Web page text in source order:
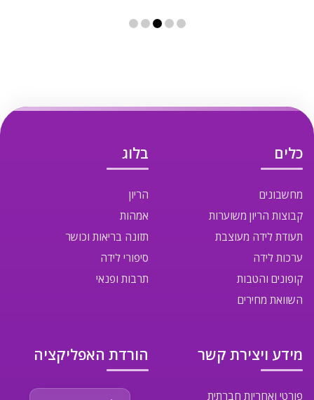
כלים
מחשבונים
קבוצות הריון משוערות
תעודת לידה מעוצבת
ערכות לידה
קופונים והטבות
השוואת מחירים
בלוג
הריון
אמהות
תזונה בריאות וכושר
סיפורי לידה
תרבות ופנאי
מידע ויצירת קשר
פורטי ואחריות חברתית
הורדת האפליקציה